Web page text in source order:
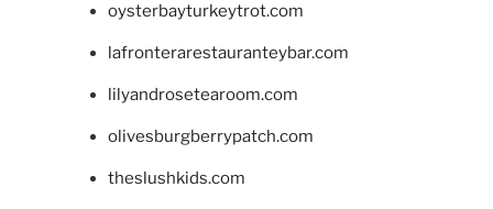
oysterbayturkeytrot.com
lafronterarestauranteybar.com
lilyandrosetearoom.com
olivesburgberrypatch.com
theslushkids.com